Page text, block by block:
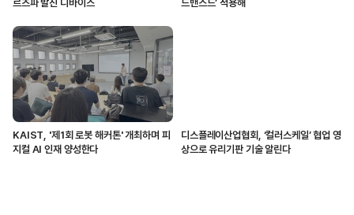
르츠파 발진 디바이스
드밴스드’ 적용해
KAIST, '제1회 로봇 해커톤' 개최하며 피
지컬 AI 인재 양성한다
디스플레이산업협회, ‘컬러스케일’ 협업 영
상으로 유리기판 기술 알린다